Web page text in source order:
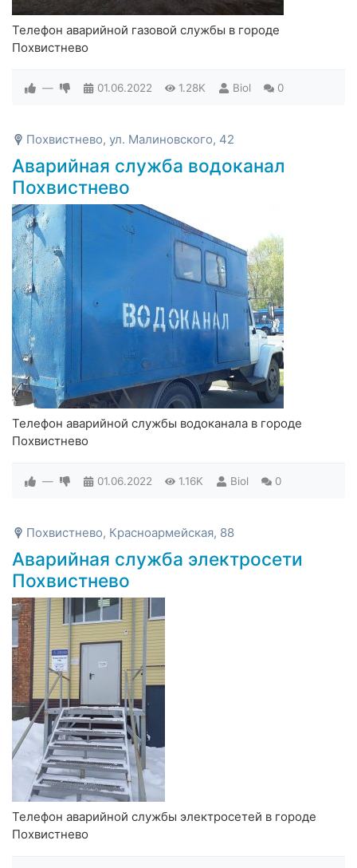
Телефон аварийной газовой службы в городе
Похвистнево
— 01.06.2022 1.28K Biol 0
Похвистнево, ул. Малиновского, 42
Аварийная служба водоканал
Похвистнево
Телефон аварийной службы водоканала в городе
Похвистнево
— 01.06.2022 1.16K Biol 0
Похвистнево, Красноармейская, 88
Аварийная служба электросети
Похвистнево
Телефон аварийной службы электросетей в городе
Похвистнево